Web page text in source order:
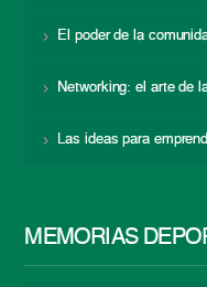
El poder de la
Networking: el arte de
Las ideas para
MEMORIAS